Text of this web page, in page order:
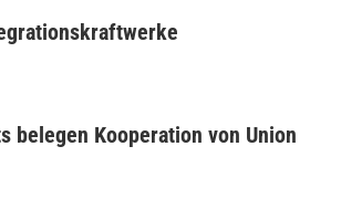
belegen Kooperation von Union